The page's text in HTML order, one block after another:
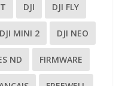
DJI DJI FLY
DJI MINI 2 DJI NEO
ND FIRMWARE